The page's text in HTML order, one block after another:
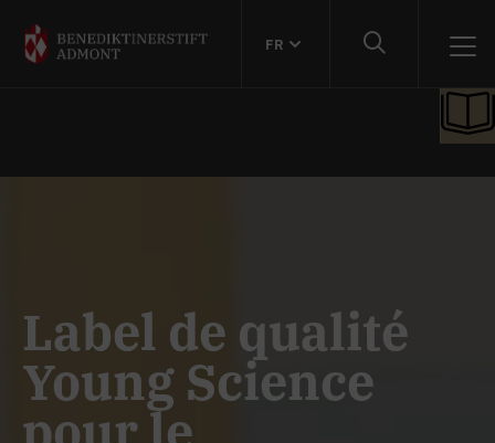
FR
Label de qualité
Young Science
pour le